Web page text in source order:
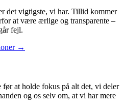
det vigtigste, vi har. Tillid kommer
at være ærlige og transparente –
fejl.
→
at holde fokus på alt det, vi deler
og os selv om, at vi har mere